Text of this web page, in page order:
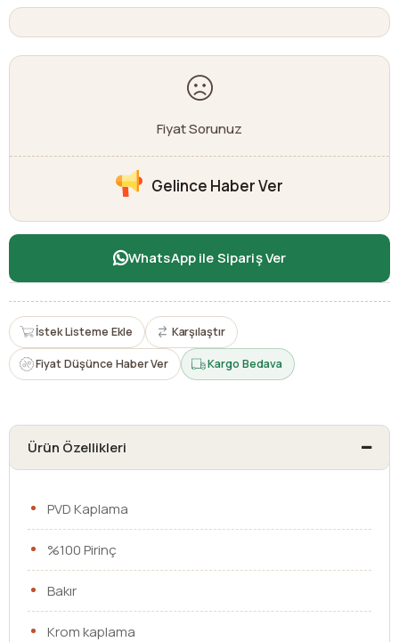
Fiyat Sorunuz
Gelince Haber Ver
WhatsApp ile Sipariş Ver
İstek Listeme Ekle Karşılaştır
Fiyat Düşünce Haber Ver Kargo Bedava
Ürün Özellikleri
PVD Kaplama
%100 Pirinç
Bakır
Krom kaplama